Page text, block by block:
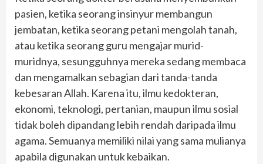
pasien, ketika seorang insinyur membangun
jembatan, ketika seorang petani mengolah tanah,
atau ketika seorang guru mengajar murid-
muridnya, sesungguhnya mereka sedang membaca
dan mengamalkan sebagian dari tanda-tanda
kebesaran Allah. Karena itu, ilmu kedokteran,
ekonomi, teknologi, pertanian, maupun ilmu sosial
tidak boleh dipandang lebih rendah daripada ilmu
agama. Semuanya memiliki nilai yang sama mulianya
apabila digunakan untuk kebaikan.